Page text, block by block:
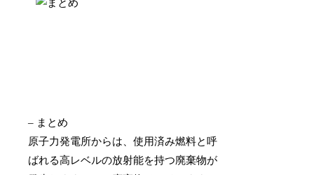
– まとめ
原子力発電所からは、使用済み燃料と呼
ばれる高レベルの放射能を持つ廃棄物が